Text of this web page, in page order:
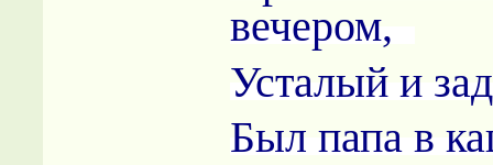
вечером,
Усталый и
Был папа в